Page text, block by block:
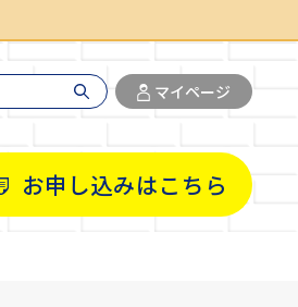
マイページ
お申し込みはこちら